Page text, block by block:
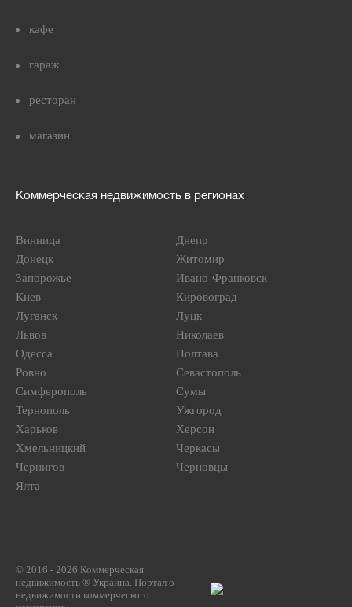
кафе
гараж
ресторан
магазин
Коммерческая недвижимость в регионах
Винница
Днепр
Донецк
Житомир
Запорожье
Ивано-Франковск
Киев
Кировоград
Луганск
Луцк
Львов
Николаев
Одесса
Полтава
Ровно
Севастополь
Симферополь
Сумы
Тернополь
Ужгород
Харьков
Херсон
Хмельницкий
Черкасы
Чернигов
Черновцы
Ялта
© 2016 - 2026 Коммерческая
недвижимость ® Украина. Портал о
недвижимости коммерческого